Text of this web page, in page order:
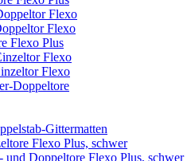
Flexo
Flexo
Flexo Plus
Flexo
Flexo
Doppeltore
Gittermatten
Flexo Plus, schwer
Doppeltore Flexo Plus, schwer